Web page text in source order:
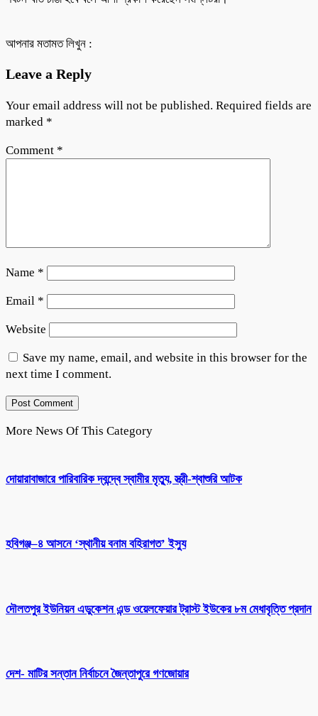
আপনার মতামত লিখুন :
Leave a Reply
Your email address will not be published. Required fields are
marked *
Comment *
Name *
Email *
Website
Save my name, email, and website in this browser for the
next time I comment.
More News Of This Category
দোয়ারাবাজারে পারিবারিক দ্বন্দ্বে স্বামীর মৃত্যু, স্ত্রী-শ্বাশুরি আটক
হবিগঞ্জ–৪ আসনে ‘স্থানীয় বনাম বহিরাগত’ ইস্যু
দৌলতপুর ইউনিয়ন এডুকেশন এন্ড ওয়েলফেয়ার ট্রাস্ট ইউকের ৮ম মেধাবৃত্তি প্রদান
দেশ- মাটির সন্তান নির্বাচনে জৈন্তাপুরে গণজোয়ার